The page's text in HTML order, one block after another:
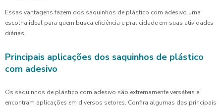
Essas vantagens fazem dos saquinhos de plástico com adesivo uma
escolha ideal para quem busca eficiência e praticidade em suas atividades
diárias.
Principais aplicações dos saquinhos de plástico
com adesivo
Os saquinhos de plástico com adesivo são extremamente versáteis e
encontram aplicações em diversos setores. Confira algumas das principais